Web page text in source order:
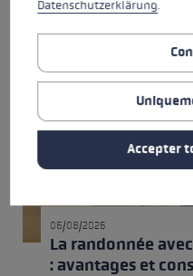
06/08/2026
La randonnée
: avantages et
Datenschutzerklärung.
Accepter